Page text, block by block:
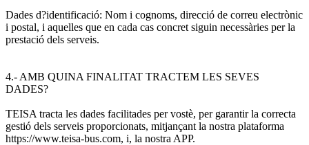
Dades d?identificació: Nom i cognoms, direcció de correu electrònic
i postal, i aquelles que en cada cas concret siguin necessàries per la
prestació dels serveis.
4.- AMB QUINA FINALITAT TRACTEM LES SEVES
DADES?
TEISA tracta les dades facilitades per vostè, per garantir la correcta
gestió dels serveis proporcionats, mitjançant la nostra plataforma
https://www.teisa-bus.com, i, la nostra APP.